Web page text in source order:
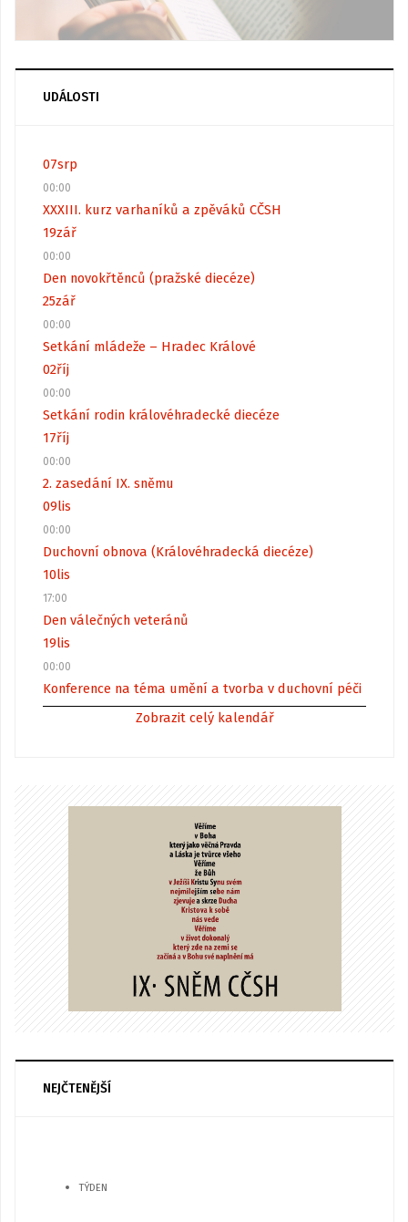
UDÁLOSTI
07srp
00:00
XXXIII. kurz varhaníků a zpěváků CČSH
19zář
00:00
Den novokřtěnců (pražské diecéze)
25zář
00:00
Setkání mládeže – Hradec Králové
02říj
00:00
Setkání rodin královéhradecké diecéze
17říj
00:00
2. zasedání IX. sněmu
09lis
00:00
Duchovní obnova (Královéhradecká diecéze)
10lis
17:00
Den válečných veteránů
19lis
00:00
Konference na téma umění a tvorba v duchovní péči
Zobrazit celý kalendář
NEJČTENĚJŠÍ
TÝDEN